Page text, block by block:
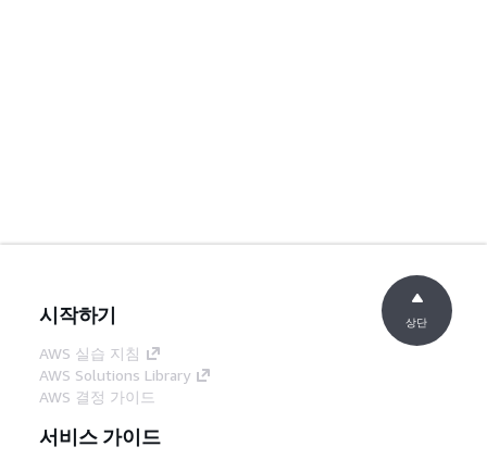
시작하기
AWS 실습 지침
AWS Solutions Library
AWS 결정 가이드
서비스 가이드
상단